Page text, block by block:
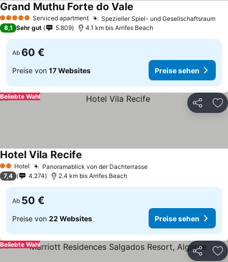
5 Sterne Serviced apartment Spezieller Spiel- und Gesellschaftsraum
Grand Muthu Forte do Vale
8,1 Sehr gut 5.809 4.1 km bis Arrifes Beach
Ab 60 €
Preise von 17 Websites Preise sehen
Teilen
Beliebte Wahl
2 Sterne
Hotel Panoramablick von der Dachterrasse
Hotel Vila Recife
7,4 4.274 2.4 km bis Arrifes Beach
Ab 50 €
Preise von 22 Websites Preise sehen
Teilen
Beliebte Wahl